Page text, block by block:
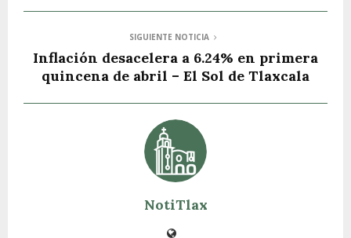
SIGUIENTE NOTICIA
Inflación desacelera a 6.24% en primera
quincena de abril – El Sol de Tlaxcala
NotiTlax